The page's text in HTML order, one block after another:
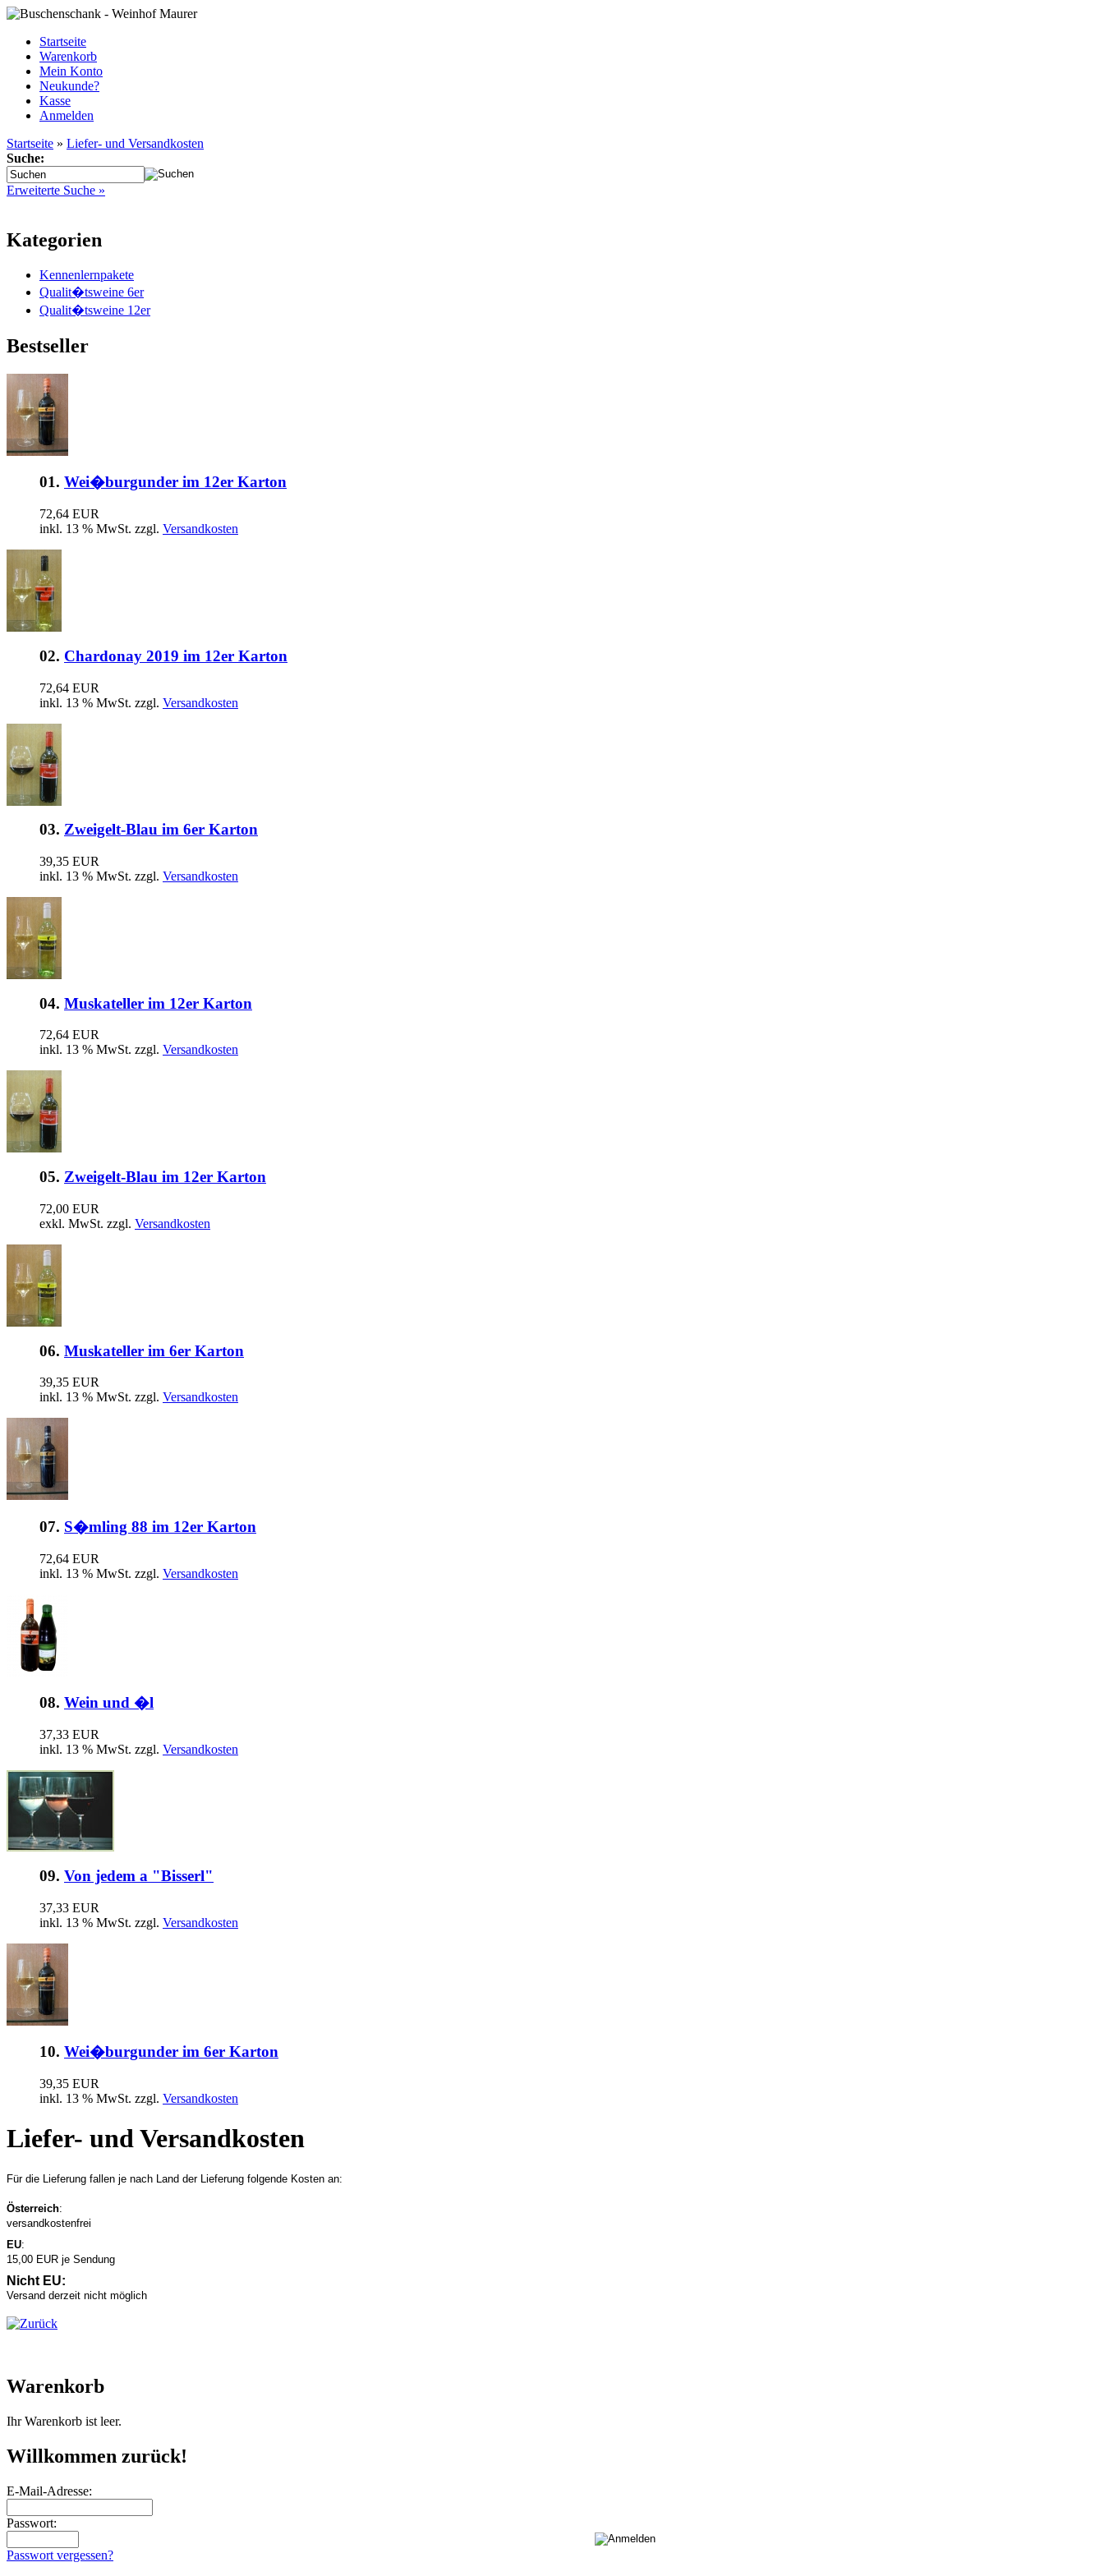
Startseite
Warenkorb
Mein Konto
Neukunde?
Kasse
Anmelden
Startseite » Liefer- und Versandkosten
Suche:
Erweiterte Suche »
Kategorien
Kennenlernpakete
Qualit�tsweine 6er
Qualit�tsweine 12er
Bestseller
01. Wei�burgunder im 12er Karton
72,64 EUR
inkl. 13 % MwSt. zzgl. Versandkosten
02. Chardonay 2019 im 12er Karton
72,64 EUR
inkl. 13 % MwSt. zzgl. Versandkosten
03. Zweigelt-Blau im 6er Karton
39,35 EUR
inkl. 13 % MwSt. zzgl. Versandkosten
04. Muskateller im 12er Karton
72,64 EUR
inkl. 13 % MwSt. zzgl. Versandkosten
05. Zweigelt-Blau im 12er Karton
72,00 EUR
exkl. MwSt. zzgl. Versandkosten
06. Muskateller im 6er Karton
39,35 EUR
inkl. 13 % MwSt. zzgl. Versandkosten
07. S�mling 88 im 12er Karton
72,64 EUR
inkl. 13 % MwSt. zzgl. Versandkosten
08. Wein und �l
37,33 EUR
inkl. 13 % MwSt. zzgl. Versandkosten
09. Von jedem a "Bisserl"
37,33 EUR
inkl. 13 % MwSt. zzgl. Versandkosten
10. Wei�burgunder im 6er Karton
39,35 EUR
inkl. 13 % MwSt. zzgl. Versandkosten
Liefer- und Versandkosten
Für die Lieferung fallen je nach Land der Lieferung folgende Kosten an:
Österreich:
versandkostenfrei
EU:
15,00 EUR je Sendung
Nicht EU:
Versand derzeit nicht möglich
Warenkorb
Ihr Warenkorb ist leer.
Willkommen zurück!
E-Mail-Adresse:
Passwort:
Passwort vergessen?